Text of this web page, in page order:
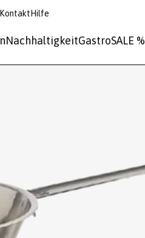
Kontakt Hilfe
NachhaltigkeitGastroSALE %